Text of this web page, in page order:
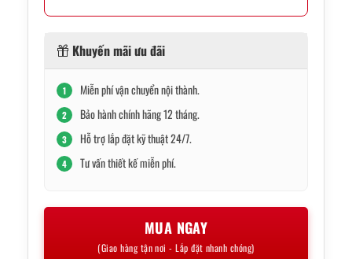
Khuyến mãi ưu đãi
1 Miễn phí vận chuyển nội thành.
2 Bảo hành chính hãng 12 tháng.
3 Hỗ trợ lắp đặt kỹ thuật 24/7.
4 Tư vấn thiết kế miễn phí.
MUA NGAY
(Giao hàng tận nơi - Lắp đặt nhanh chóng)